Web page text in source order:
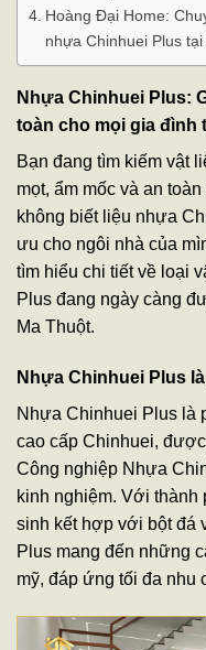
Hoàng Đại Home:
nhựa Chinhuei Plus
Nhựa Chinhuei Plus:
toàn cho mọi gia đình
Bạn đang tìm kiếm vật
mọt, ẩm mốc và an
không biết liệu nhựa
ưu cho ngôi nhà của
tìm hiểu chi tiết về loại
Plus đang ngày càng
Ma Thuột.
Nhựa Chinhuei Plus
Nhựa Chinhuei Plus là
cao cấp Chinhuei,
Công nghiệp Nhựa
kinh nghiệm. Với
sinh kết hợp với bột đá
Plus mang đến những
mỹ, đáp ứng tối đa nhu